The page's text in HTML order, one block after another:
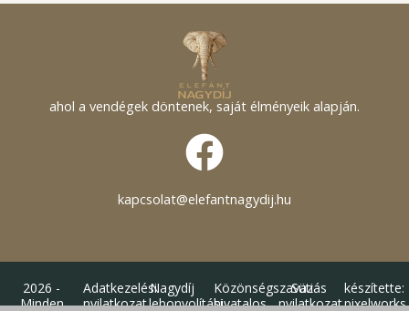
ahol a vendégek döntenek, saját élményeik alapján.
F
a
c
e
b
kapcsolat@elefantnagydij.hu
2026 -
Minden
Adatkezelési
nyilatkozat
Nagydíj
lebonyolítási
Közönségszavazás
hivatalos
Süti
nyilatkozat
készítette: